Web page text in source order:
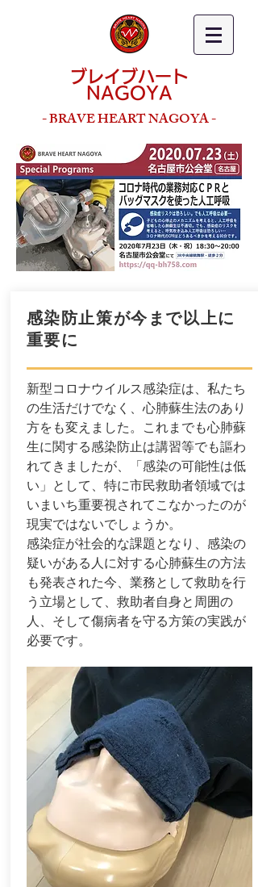
ブレイブハート
NAGOYA
- BRAVE HEART NAGOYA -
感染防止策が今まで以上に
重要に
新型コロナウイルス感染症は、私たち
の生活だけでなく、心肺蘇生法のあり
方をも変えました。これまでも心肺蘇
生に関する感染防止は講習等でも謳わ
れてきましたが、「感染の可能性は低
い」として、特に市民救助者領域では
いまいち重要視されてこなかったのが
現実ではないでしょうか。
感染症が社会的な課題となり、感染の
疑いがある人に対する心肺蘇生の方法
も発表された今、業務として救助を行
う立場として、救助者自身と周囲の
人、そして傷病者を守る方策の実践が
必要です。